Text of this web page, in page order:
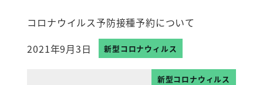
コロナウイルス予防接種予約について
投稿日
2021年9月3日 新型コロナウィルス
新型コロナウィルス